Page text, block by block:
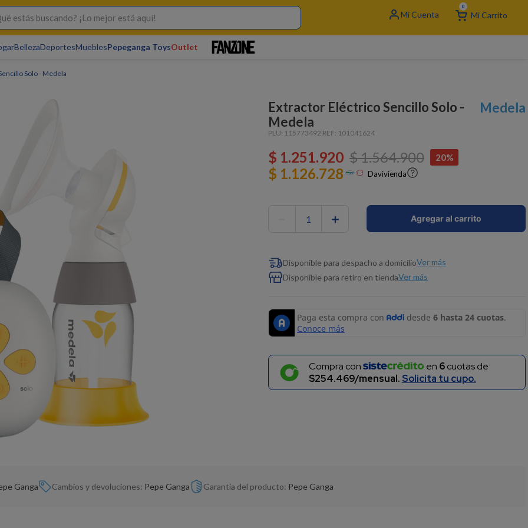
buscando? ¡Lo mejor está aquí! 0
BellezaDeportesMueblesPepeganga ToysOutlet
Solo - Medela
Extractor Eléctrico Sencillo Solo -
Medela
PLU: 115773492 REF: 101041624
Medela
$ 1.251.920 $1.564.900 20%
$ 1.126.728 Davivienda
＋ Agregar al carrito
Disponible para despacho a domicilioVer más
Disponible para retiro en tiendaVer más
Compra con en 6cuotas de
$254.469/mensual. Solicita tu cupo.
Ganga Cambios y devoluciones: Pepe Ganga Garantía del producto: Pepe Ganga